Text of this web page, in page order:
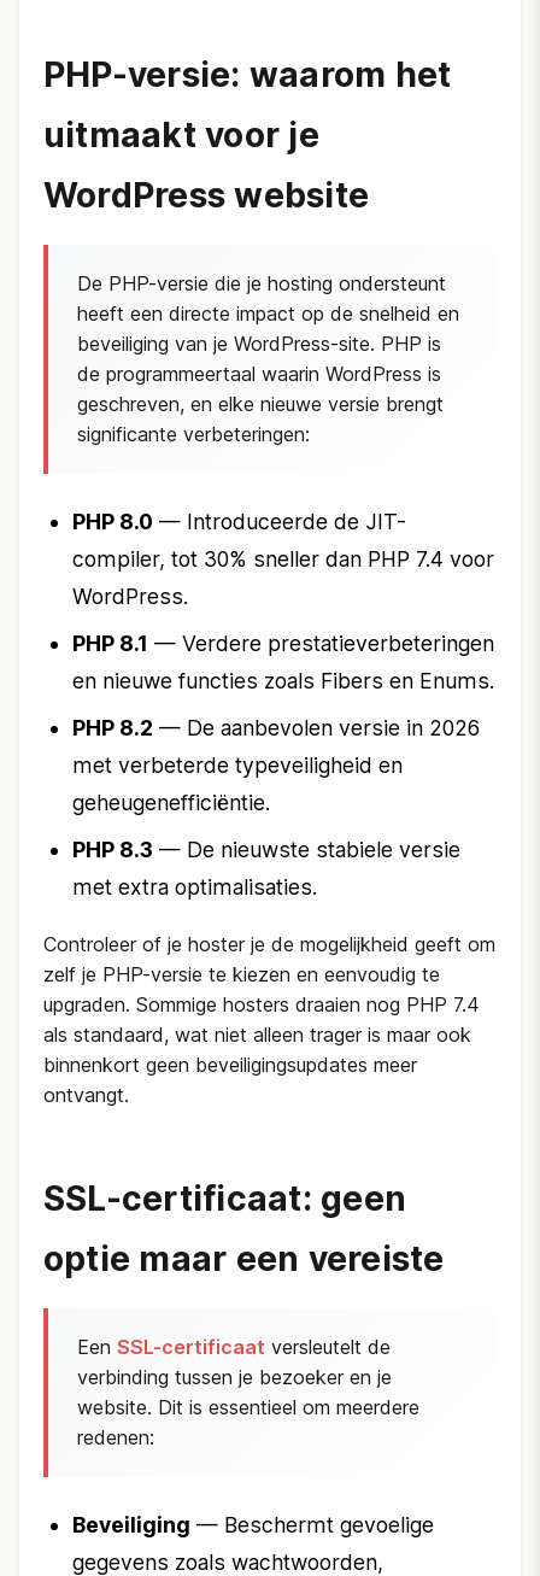
PHP-versie: waarom het
uitmaakt voor je
WordPress website
De PHP-versie die je hosting ondersteunt
heeft een directe impact op de snelheid en
beveiliging van je WordPress-site. PHP is
de programmeertaal waarin WordPress is
geschreven, en elke nieuwe versie brengt
significante verbeteringen:
PHP 8.0 — Introduceerde de JIT-
compiler, tot 30% sneller dan PHP 7.4 voor
WordPress.
PHP 8.1 — Verdere prestatieverbeteringen
en nieuwe functies zoals Fibers en Enums.
PHP 8.2 — De aanbevolen versie in 2026
met verbeterde typeveiligheid en
geheugenefficiëntie.
PHP 8.3 — De nieuwste stabiele versie
met extra optimalisaties.
Controleer of je hoster je de mogelijkheid geeft om
zelf je PHP-versie te kiezen en eenvoudig te
upgraden. Sommige hosters draaien nog PHP 7.4
als standaard, wat niet alleen trager is maar ook
binnenkort geen beveiligingsupdates meer
ontvangt.
SSL-certificaat: geen
optie maar een vereiste
Een SSL-certificaat versleutelt de
verbinding tussen je bezoeker en je
website. Dit is essentieel om meerdere
redenen:
Beveiliging — Beschermt gevoelige
gegevens zoals wachtwoorden,